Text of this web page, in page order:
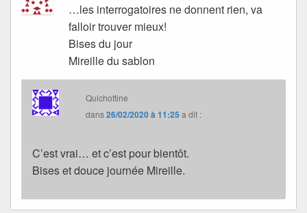
…les interrogatoires ne donnent rien, va
falloir trouver mieux!
Bises du jour
Mireille du sablon
Quichottine
dans26/02/2020 à 11:25 a dit :
C’est vrai… et c’est pour bientôt.
Bises et douce journée Mireille.